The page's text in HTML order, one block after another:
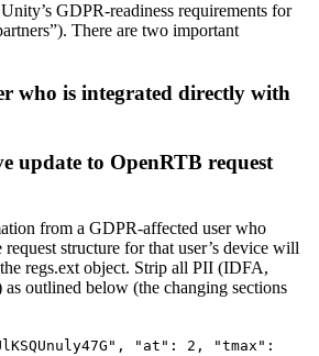
мобильных пользователей
Unity
Монетизируйте с помощью
мобильные хиты с Unity
с небольшими командами
строительные блоки
и технические советы
центр
ваше учебное заведение
в Unity
GDPR-readiness requirements for
There are two important
who is integrated directly with
update to OpenRTB request
from a GDPR-affected user who
structure for that user’s device will
regs.ext object. Strip all PII (IDFA,
outlined below (the changing sections
"at": 2, "tmax":